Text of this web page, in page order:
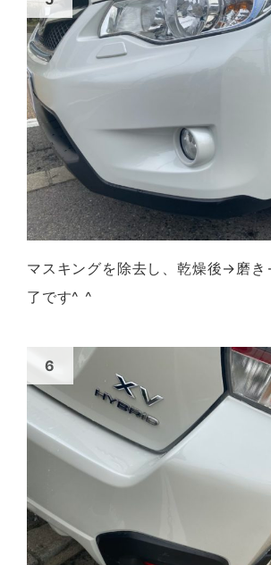
マスキングを除去し、乾燥後→磨
了です^ ^